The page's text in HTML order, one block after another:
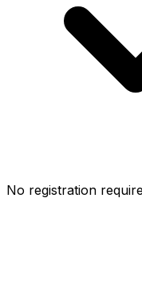
No registration